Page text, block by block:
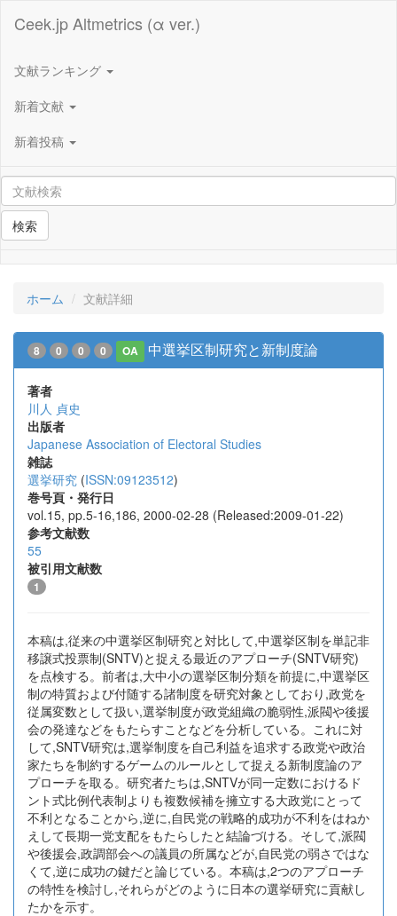
Ceek.jp Altmetrics (α ver.)
文献ランキング
新着文献
新着投稿
検索
ホーム 文献詳細
8 0 0 0 OA 中選挙区制研究と新制度論
著者
川人 貞史
出版者
Japanese Association of Electoral Studies
雑誌
選挙研究 (ISSN:09123512)
巻号頁・発行日
vol.15, pp.5-16,186, 2000-02-28 (Released:2009-01-22)
参考文献数
55
被引用文献数
1
本稿は,従来の中選挙区制研究と対比して,中選挙区制を単記非
移譲式投票制(SNTV)と捉える最近のアプローチ(SNTV研究)
を点検する。前者は,大中小の選挙区制分類を前提に,中選挙区
制の特質および付随する諸制度を研究対象としており,政党を
従属変数として扱い,選挙制度が政党組織の脆弱性,派閥や後援
会の発達などをもたらすことなどを分析している。これに対
して,SNTV研究は,選挙制度を自己利益を追求する政党や政治
家たちを制約するゲームのルールとして捉える新制度論のア
プローチを取る。研究者たちは,SNTVが同一定数におけるド
ント式比例代表制よりも複数候補を擁立する大政党にとって
不利となることから,逆に,自民党の戦略的成功が不利をはねか
えして長期一党支配をもたらしたと結論づける。そして,派閥
や後援会,政調部会への議員の所属などが,自民党の弱さではな
くて,逆に成功の鍵だと論じている。本稿は,2つのアプローチ
の特性を検討し,それらがどのように日本の選挙研究に貢献し
たかを示す。